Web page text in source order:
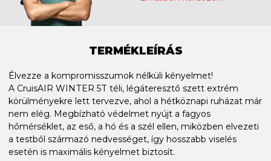
TERMÉKLEÍRÁS
Élvezze a kompromisszumok nélküli kényelmet!
A CruisAIR WINTER 5T téli, légáteresztő szett extrém
körülményekre lett tervezve, ahol a hétköznapi ruházat már
nem elég. Megbízható védelmet nyújt a fagyos
hőmérséklet, az eső, a hó és a szél ellen, miközben elvezeti
a testből származó nedvességet, így hosszabb viselés
esetén is maximális kényelmet biztosít.